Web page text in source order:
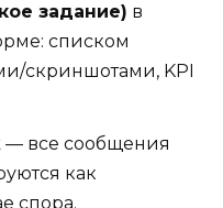
задание) в
списком
скриншотами, KPI
— все сообщения
как
спора.